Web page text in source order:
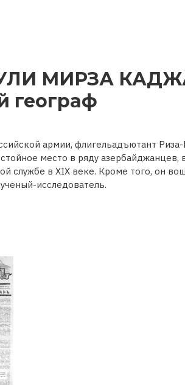
МИРЗА
географ
армии, флигельадъютант
место в ряду азербайджанцев,
службе в XIX веке. Кроме того, он
исследователь.